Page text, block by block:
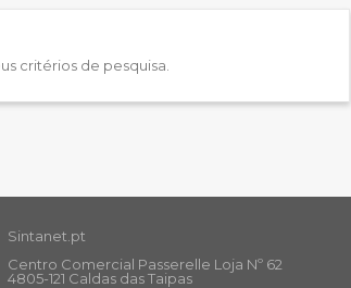
critérios de pesquisa.
Sintanet.pt
Centro Comercial Passerelle Loja Nº 62
4805-121 Caldas das Taipas